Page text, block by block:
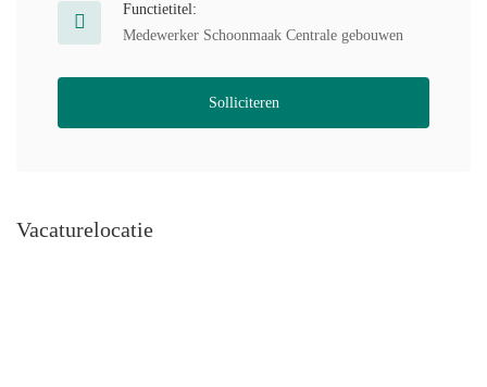
Functietitel:
Medewerker Schoonmaak Centrale gebouwen
Solliciteren
Vacaturelocatie